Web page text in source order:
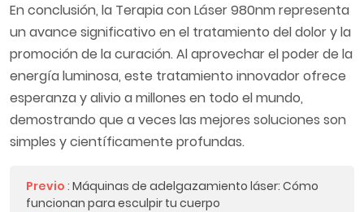
En conclusión, la Terapia con Láser 980nm representa
un avance significativo en el tratamiento del dolor y la
promoción de la curación. Al aprovechar el poder de la
energía luminosa, este tratamiento innovador ofrece
esperanza y alivio a millones en todo el mundo,
demostrando que a veces las mejores soluciones son
simples y científicamente profundas.
Previo : Máquinas de adelgazamiento láser: Cómo
funcionan para esculpir tu cuerpo